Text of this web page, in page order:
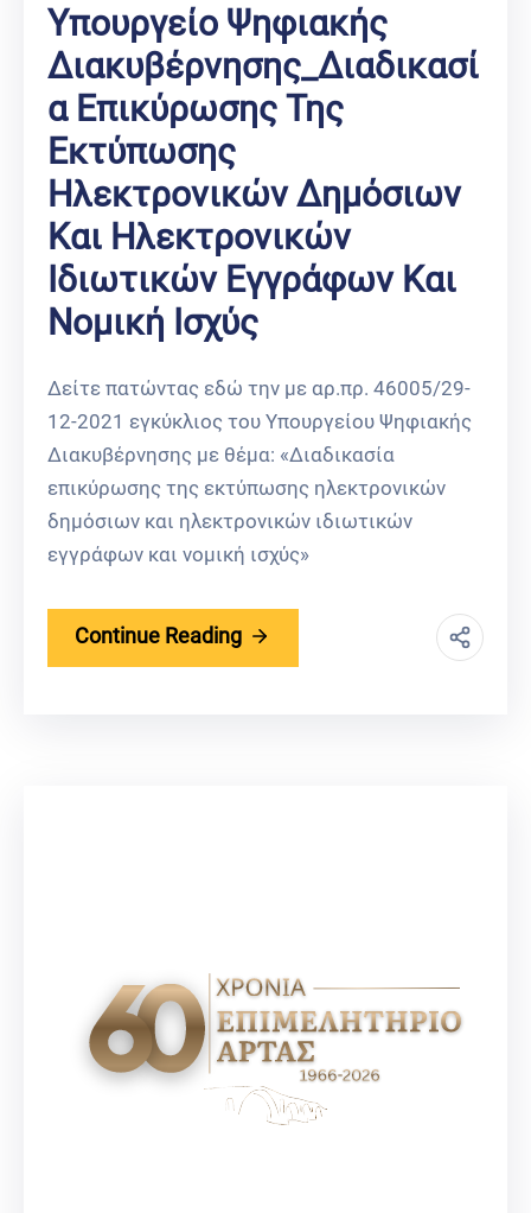
Υπουργείο Ψηφιακής
Διακυβέρνησης_Διαδικασί
Α Επικύρωσης Της
Εκτύπωσης
Ηλεκτρονικών Δημόσιων
Και Ηλεκτρονικών
Ιδιωτικών Εγγράφων Και
Νομική Ισχύς
Δείτε πατώντας εδώ την με αρ.πρ. 46005/29-
12-2021 εγκύκλιος του Υπουργείου Ψηφιακής
Διακυβέρνησης με θέμα: «Διαδικασία
επικύρωσης της εκτύπωσης ηλεκτρονικών
δημόσιων και ηλεκτρονικών ιδιωτικών
εγγράφων και νομική ισχύς»
Continue Reading